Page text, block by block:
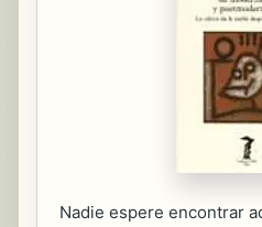
Nadie espere encontrar